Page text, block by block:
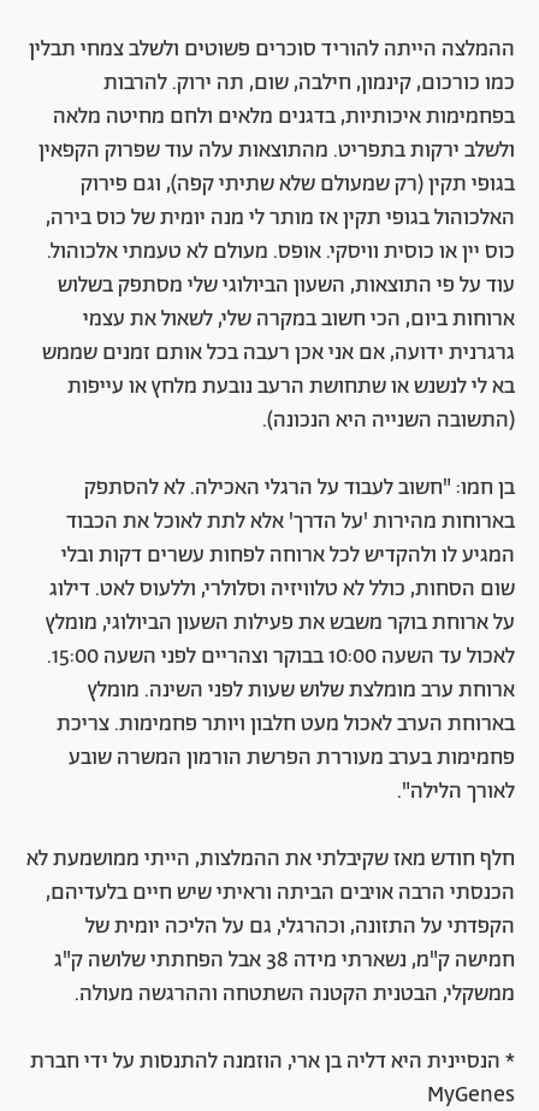
ההמלצה הייתה להוריד סוכרים פשוטים ולשלב צמחי תבלין
כמו כורכום, קינמון, חילבה, שום, תה ירוק. להרבות
בפחמימות איכותיות, בדגנים מלאים ולחם מחיטה מלאה
ולשלב ירקות בתפריט. מהתוצאות עלה עוד שפרוק הקפאין
בגופי תקין (רק שמעולם שלא שתיתי קפה), וגם פירוק
האלכוהול בגופי תקין אז מותר לי מנה יומית של כוס בירה,
כוס יין או כוסית וויסקי. אופס. מעולם לא טעמתי אלכוהול.
עוד על פי התוצאות, השעון הביולוגי שלי מסתפק בשלוש
ארוחות ביום, הכי חשוב במקרה שלי, לשאול את עצמי
גרגרנית ידועה, אם אני אכן רעבה בכל אותם זמנים שממש
בא לי לנשנש או שתחושת הרעב נובעת מלחץ או עייפות
(התשובה השנייה היא הנכונה).
בן חמו: "חשוב לעבוד על הרגלי האכילה. לא להסתפק
בארוחות מהירות 'על הדרך' אלא לתת לאוכל את הכבוד
המגיע לו ולהקדיש לכל ארוחה לפחות עשרים דקות ובלי
שום הסחות, כולל לא טלוויזיה וסלולרי, וללעוס לאט. דילוג
על ארוחת בוקר משבש את פעילות השעון הביולוגי, מומלץ
לאכול עד השעה 10:00 בבוקר וצהריים לפני השעה 15:00.
ארוחת ערב מומלצת שלוש שעות לפני השינה. מומלץ
בארוחת הערב לאכול מעט חלבון ויותר פחמימות. צריכת
פחמימות בערב מעוררת הפרשת הורמון המשרה שובע
לאורך הלילה".
חלף חודש מאז שקיבלתי את ההמלצות, הייתי ממושמעת לא
הכנסתי הרבה אויבים הביתה וראיתי שיש חיים בלעדיהם,
הקפדתי על התזונה, וכהרגלי, גם על הליכה יומית של
חמישה ק"מ, נשארתי מידה 38 אבל הפחתתי שלושה ק"ג
ממשקלי, הבטנית הקטנה השתטחה וההרגשה מעולה.
* הנסיינית היא דליה בן ארי, הוזמנה להתנסות על ידי חברת
MyGenes